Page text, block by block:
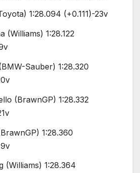
1:28.094 (+0.111)-23v
(Williams) 1:28.122
Sauber) 1:28.320
(BrawnGP) 1:28.332
1:28.360
(Williams) 1:28.364